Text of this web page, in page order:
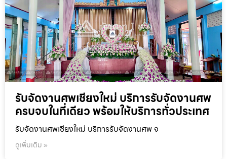
รับจัดงานศพเชียงใหม่ บริการรับจัดงานศพ
ครบจบในที่เดียว พร้อมให้บริการทั่วประเทศ
รับจัดงานศพเชียงใหม่ บริการรับจัดงานศพ จ
ดูเพิ่มเติม »